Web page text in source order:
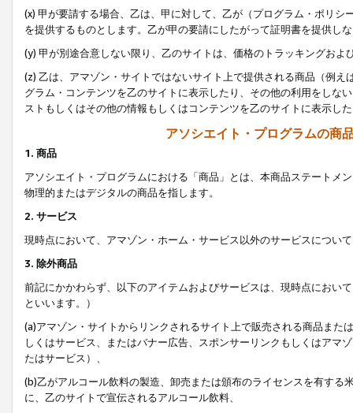
(x) 甲が要請する場合、乙は、甲に対して、乙が（プログラム・ポリ
を提供するものとします。乙が甲の要請にしたがって証明書を提供し
(y) 甲が別途合意しない限り、乙のサイトは、価格のトラッキングお
(z) 乙は、アマゾン・サイトではないサイト上で提供される商品（例
グラム・コンテンツを乙のサイトに表示したり、その他の利用をしな
ストもしくはその他の情報もしくはコンテンツを乙のサイトに表示し
アソシエイト・プログラムの商
1. 商品
アソシエイト・プログラムにおける「商品」とは、本商品ステートメ
物理的またはデジタルの商品を指します。
2. サービス
現時点において、アマゾン・ホーム・サービス以外のサービスについ
3. 除外商品
前記にかかわらず、以下のアイテムおよびサービスは、現時点におい
といいます。）
(a)アマゾン・サイトからリンクされるサイト上で販売される商品ま
しくはサービス、またはバナー広告、スポンサーリンクもしくはアマ
たはサービス）、
(b)乙がアルコール飲料の製造、卸売または頒布のライセンスを有す
に、乙のサイトで宣伝されるアルコール飲料、